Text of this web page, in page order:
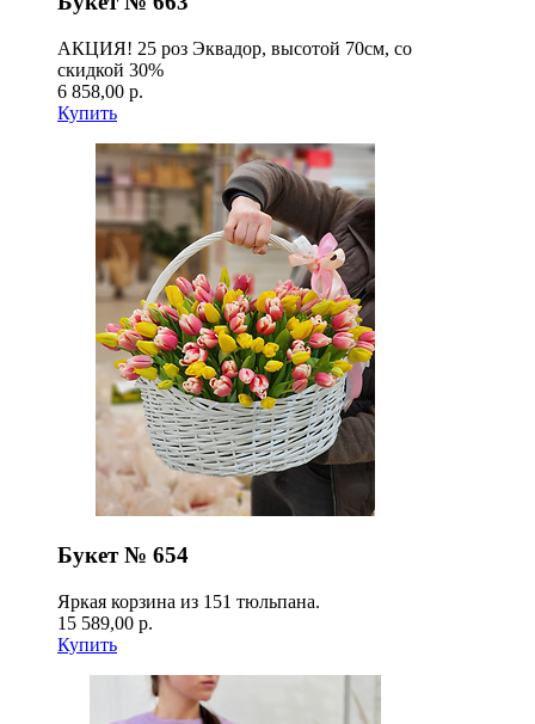
АКЦИЯ! 25 роз Эквадор, высотой 70см, со
скидкой 30%
6 858,00 р.
Купить
Букет № 654
Яркая корзина из 151 тюльпана.
15 589,00 р.
Купить